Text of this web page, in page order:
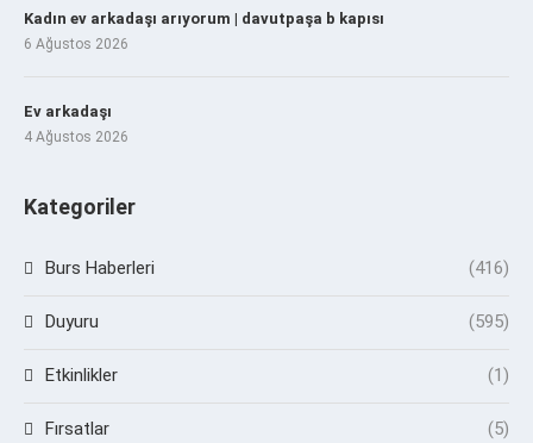
Kadın ev arkadaşı arıyorum | davutpaşa b kapısı
6 Ağustos 2026
Ev arkadaşı
4 Ağustos 2026
Kategoriler
Burs Haberleri (416)
Duyuru (595)
Etkinlikler (1)
Fırsatlar (5)